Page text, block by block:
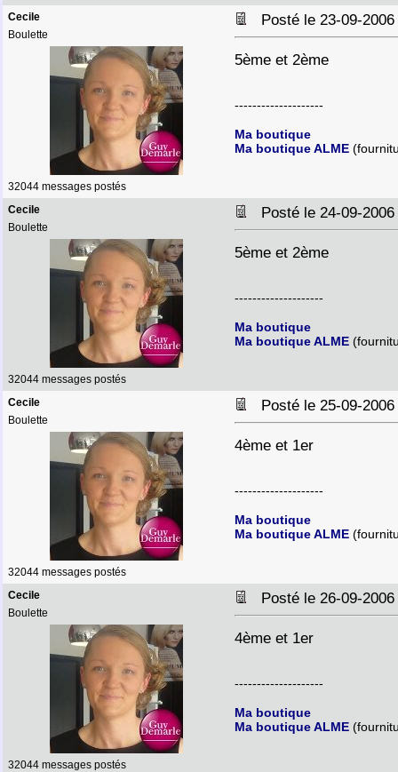
Cecile
Boulette
32044 messages postés
Posté le 23-09-
5ème et 2ème
--------------------
Ma boutique
Ma boutique ALME
Cecile
Boulette
32044 messages postés
Posté le 24-09-
5ème et 2ème
--------------------
Ma boutique
Ma boutique ALME
Cecile
Boulette
32044 messages postés
Posté le 25-09-
4ème et 1er
--------------------
Ma boutique
Ma boutique ALME
Cecile
Boulette
32044 messages postés
Posté le 26-09-
4ème et 1er
--------------------
Ma boutique
Ma boutique ALME